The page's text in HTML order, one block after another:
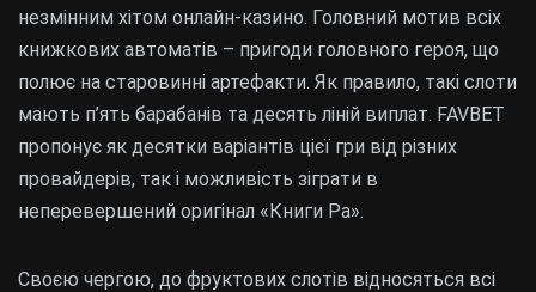
незмінним хітом онлайн-казино. Головний мотив всіх
книжкових автоматів – пригоди головного героя, що
полює на старовинні артефакти. Як правило, такі слоти
мають п’ять барабанів та десять ліній виплат. FAVBET
пропонує як десятки варіантів цієї гри від різних
провайдерів, так і можливість зіграти в
неперевершений оригінал «Книги Ра».
Своєю чергою, до фруктових слотів відносяться всі